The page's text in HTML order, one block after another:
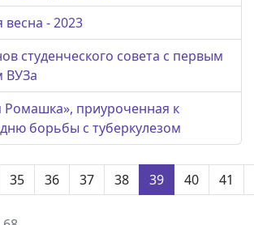
весна - 2023
студенческого совета с первым
ВУЗа
Ромашка», приуроченная к
борьбы с туберкулезом
35 36 37 38 39 40 41